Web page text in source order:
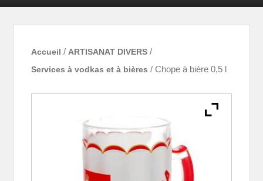
Accueil / ARTISANAT DIVERS /
Services à vodkas et à bières / Chope à bière 0,5 l